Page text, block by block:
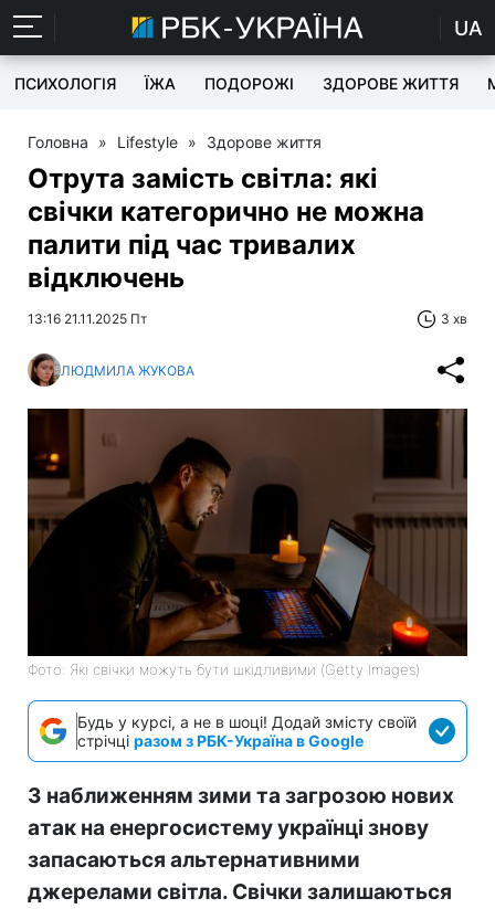
UA
ПСИХОЛОГІЯ ЇЖА ПОДОРОЖІ ЗДОРОВЕ ЖИТТЯ
Головна » Lifestyle » Здорове життя
Отрута замість світла: які
свічки категорично не можна
палити під час тривалих
відключень
13:16 21.11.2025 Пт 3 хв
ЛЮДМИЛА ЖУКОВА
Фото: Які свічки можуть бути шкідливими (Getty Images)
Будь у курсі, а не в шоці! Додай змісту своїй
стрічці разом з РБК-Україна в Google
З наближенням зими та загрозою нових
атак на енергосистему українці знову
запасаються альтернативними
джерелами світла. Свічки залишаються